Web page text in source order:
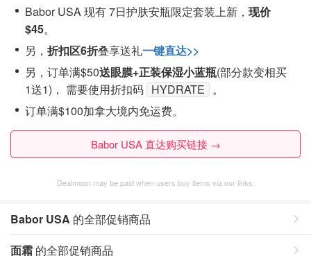
Babor USA 现有 7日护肤安瓶限定套装上新， 现价
$45。
另， 折扣区6折叠享送礼一键直达>>
另，订单满$50送眼膜+正装保湿小蓝瓶(部分款变相买
1送1)， 需要使用折扣码 HYDRATE 。
订单满$100加拿大境内免运费。
Babor USA 直达购买链接 →
Dealmoon may be paid when users buy items via our links.
Babor USA 的全部促销商品
面霜 的全部促销商品